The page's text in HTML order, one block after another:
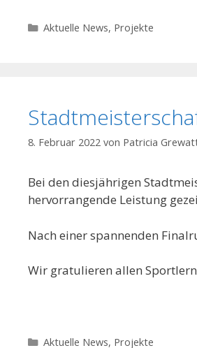
Kategorien
Aktuelle News, Projekte
8. Februar 2022 von Patricia
Bei den diesjährigen
hervorrangende Leistung
Nach einer spannenden
Wir gratulieren allen
Kategorien
Aktuelle News, Projekte